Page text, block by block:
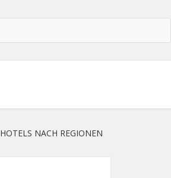
HOTELS NACH REGIONEN